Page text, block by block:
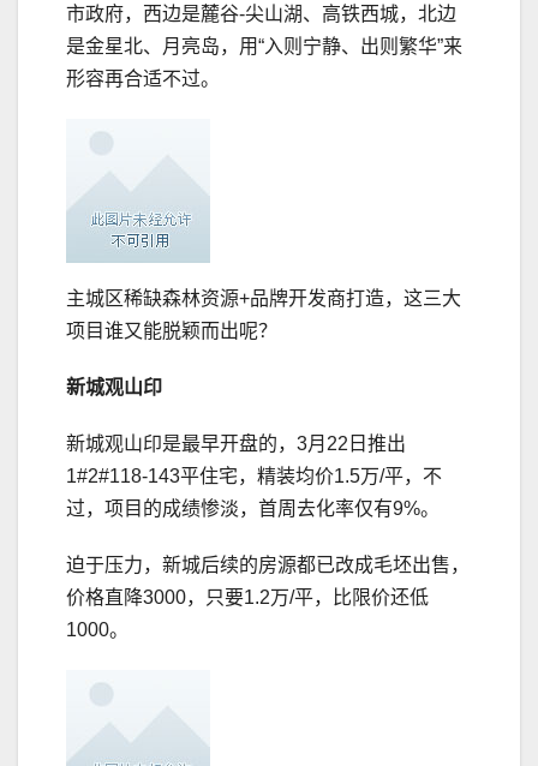
市政府，西边是麓谷-尖山湖、高铁西城，北边
是金星北、月亮岛，用“入则宁静、出则繁华”来
形容再合适不过。
主城区稀缺森林资源+品牌开发商打造，这三大
项目谁又能脱颖而出呢？
新城观山印
新城观山印是最早开盘的，3月22日推出
1#2#118-143平住宅，精装均价1.5万/平，不
过，项目的成绩惨淡，首周去化率仅有9%。
迫于压力，新城后续的房源都已改成毛坯出售，
价格直降3000，只要1.2万/平，比限价还低
1000。